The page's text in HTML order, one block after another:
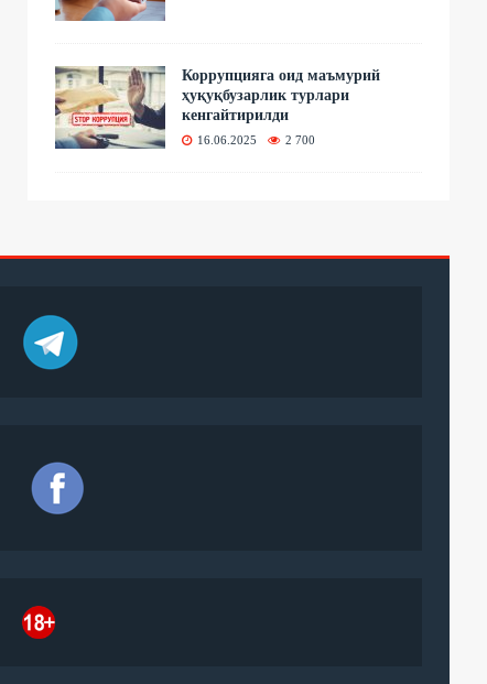
Коррупцияга оид маъмурий
ҳуқуқбузарлик турлари
кенгайтирилди
16.06.2025 2 700